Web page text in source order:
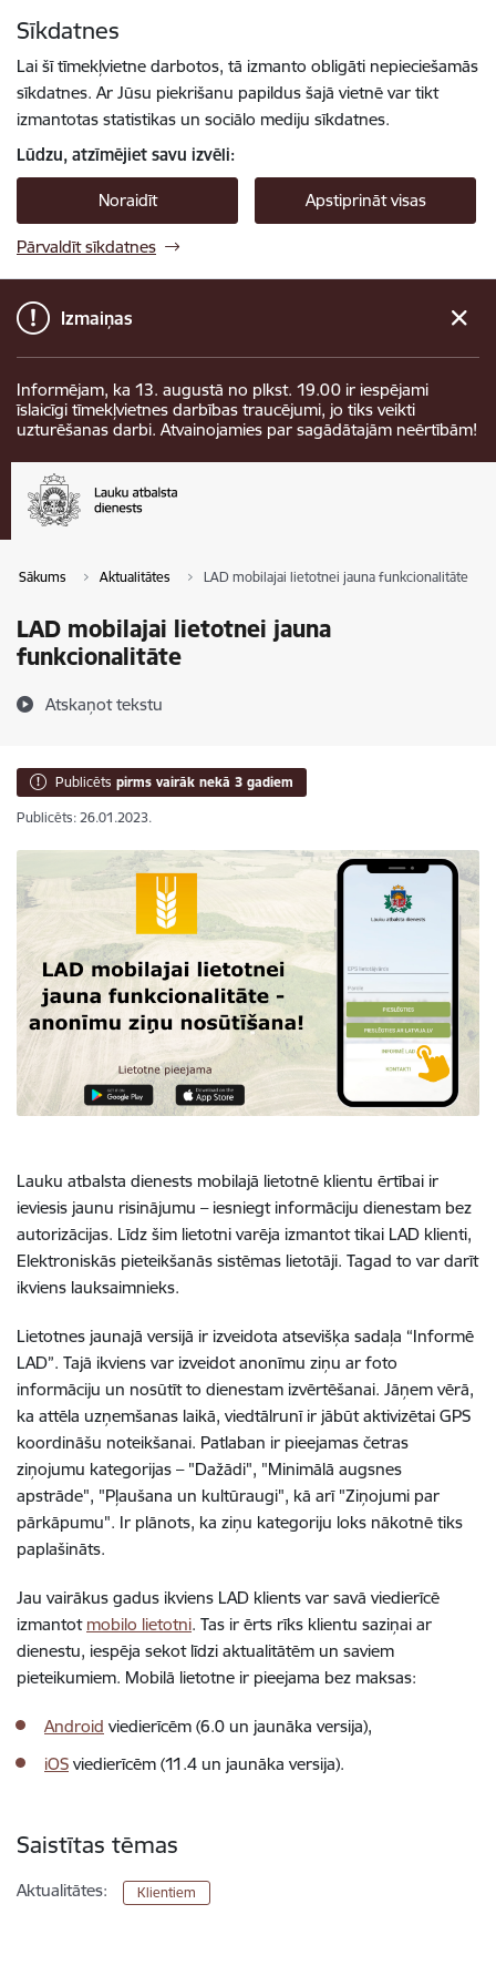
Sīkdatnes
Lai šī tīmekļvietne darbotos, tā izmanto obligāti nepieciešamās
sīkdatnes. Ar Jūsu piekrišanu papildus šajā vietnē var tikt
izmantotas statistikas un sociālo mediju sīkdatnes.
Lūdzu, atzīmējiet savu izvēli:
Noraidīt Apstiprināt visas
Pārvaldīt sīkdatnes
Izmaiņas
Informējam, ka 13. augustā no plkst. 19.00 ir iespējami
īslaicīgi tīmekļvietnes darbības traucējumi, jo tiks veikti
uzturēšanas darbi. Atvainojamies par sagādātajām neērtībām!
Sākums Aktualitātes LAD mobilajai lietotnei jauna funkcionalitāte
LAD mobilajai lietotnei jauna
funkcionalitāte
Atskaņot tekstu
Publicēts pirms vairāk nekā 3 gadiem
Publicēts: 26.01.2023.
Lauku atbalsta dienests mobilajā lietotnē klientu ērtībai ir
ieviesis jaunu risinājumu – iesniegt informāciju dienestam bez
autorizācijas. Līdz šim lietotni varēja izmantot tikai LAD klienti,
Elektroniskās pieteikšanās sistēmas lietotāji. Tagad to var darīt
ikviens lauksaimnieks.
Lietotnes jaunajā versijā ir izveidota atsevišķa sadaļa “Informē
LAD”. Tajā ikviens var izveidot anonīmu ziņu ar foto
informāciju un nosūtīt to dienestam izvērtēšanai. Jāņem vērā,
ka attēla uzņemšanas laikā, viedtālrunī ir jābūt aktivizētai GPS
koordināšu noteikšanai. Patlaban ir pieejamas četras
ziņojumu kategorijas – "Dažādi", "Minimālā augsnes
apstrāde", "Pļaušana un kultūraugi", kā arī "Ziņojumi par
pārkāpumu". Ir plānots, ka ziņu kategoriju loks nākotnē tiks
paplašināts.
Jau vairākus gadus ikviens LAD klients var savā viedierīcē
izmantot mobilo lietotni. Tas ir ērts rīks klientu saziņai ar
dienestu, iespēja sekot līdzi aktualitātēm un saviem
pieteikumiem. Mobilā lietotne ir pieejama bez maksas:
Android viedierīcēm (6.0 un jaunāka versija),
iOS viedierīcēm (11.4 un jaunāka versija).
Saistītas tēmas
Aktualitātes: Klientiem